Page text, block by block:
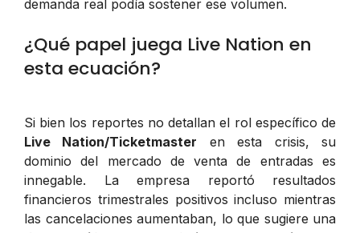
demanda real podía sostener ese volumen.
¿Qué papel juega Live Nation en
esta ecuación?
Si bien los reportes no detallan el rol específico de
Live Nation/Ticketmaster en esta crisis, su
dominio del mercado de venta de entradas es
innegable. La empresa reportó resultados
financieros trimestrales positivos incluso mientras
las cancelaciones aumentaban, lo que sugiere una